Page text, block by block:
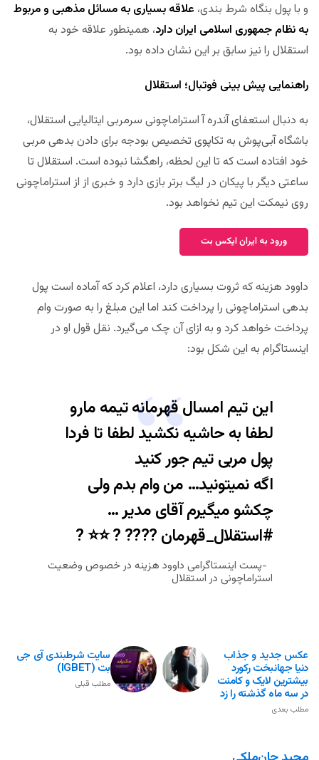
و با پول بنگاه شرط بندی، علاقه بسیاری به مسائل مذهبی و مربوط
به نظام جمهوری اسلامی ایران دارد، همینطور علاقه خود به
استقلال را نیز سابق بر این نشان داده بود.
راهنمایی پیش بینی فوتبال؛ استقلال
به دنبال استعفای آندره آ استراماچونی سرمربی ایتالیایی استقلال،
باشگاه آبی‌پوش به تکاپوی تخصیص بودجه برای دادن بدهی مربی
خود افتاده است که تا این لحظه، راهگشا نبوده است. استقلال تا
ساعتی دیگر با پیکان در لیگ برتر بازی دارد و خبری از از استراماچونی
روی نیمکت این تیم نخواهد بود.
ورود به ایران ایکس بت
داوود هزینه که ثروت بسیاری دارد، اعلام کرد که آماده است پول
بدهی استراماچونی را پرداخت کند اما این مبلغ را به صورت وام
پرداخت خواهد کرد و به ازای آن چک می‌گیرد. نقل قول او در
اینستاگرام به این شکل بود:
این تیم امسال قهرمانه تیمه مارو
لطفا به حاشیه نکشید لطفا تا فردا
پول مربی تیم جور کنید
اگه نمیتونید… من وام بدم ولی
چکشو میگیرم آقای مدیر …
#استقلال_قهرمان???? ? ⭐️⭐️ ?
پست اینستاگرامی داوود هزینه در خصوص وضعیت
استراماچونی در استقلال
سایت شرطبندی آی جی
بت (IGBET)
مطلب قبلی
عکس جدید و جذاب
دنیا جهانبخت رکورد
بیشترین لایک و کامنت
در سه ماه گذشته را زد
مطلب بعدی